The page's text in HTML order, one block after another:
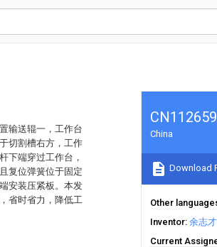
输送辊一，工作台
切割槽右方，工作
下端穿过工作台，
复位弹簧位于固定
安装压紧板。本发
省时省力，降低工
China
Download
Other
Inventor 余志才
Current